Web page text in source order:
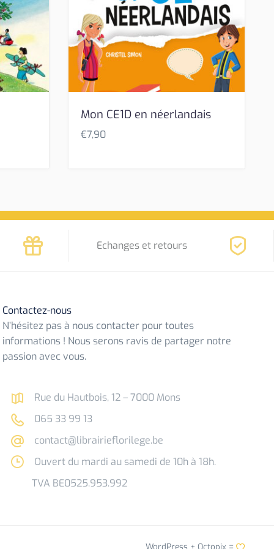
Mon CE1D en néerlandais
€7,90
Echanges et retours
Contactez-nous
N’hésitez pas à nous contacter pour toutes
informations ! Nous serons ravis de partager notre
passion avec vous.
Rue du Hautbois, 12 – 7000 Mons
065 33 99 13
contact@librairieflorilege.be
Ouvert du mardi au samedi de 10h à 18h.
TVA BE0525.953.992
WordPress + Octopix =